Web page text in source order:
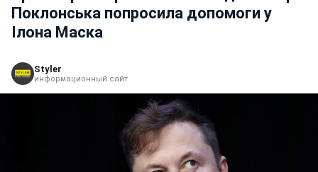
Поклонська попросила допомоги у
Ілона Маска
Styler
информационный сайт